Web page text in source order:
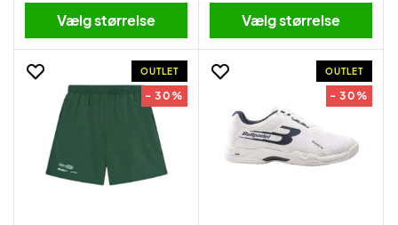
Vælg størrelse Vælg størrelse
OUTLET
- 30%
OUTLET
- 30%